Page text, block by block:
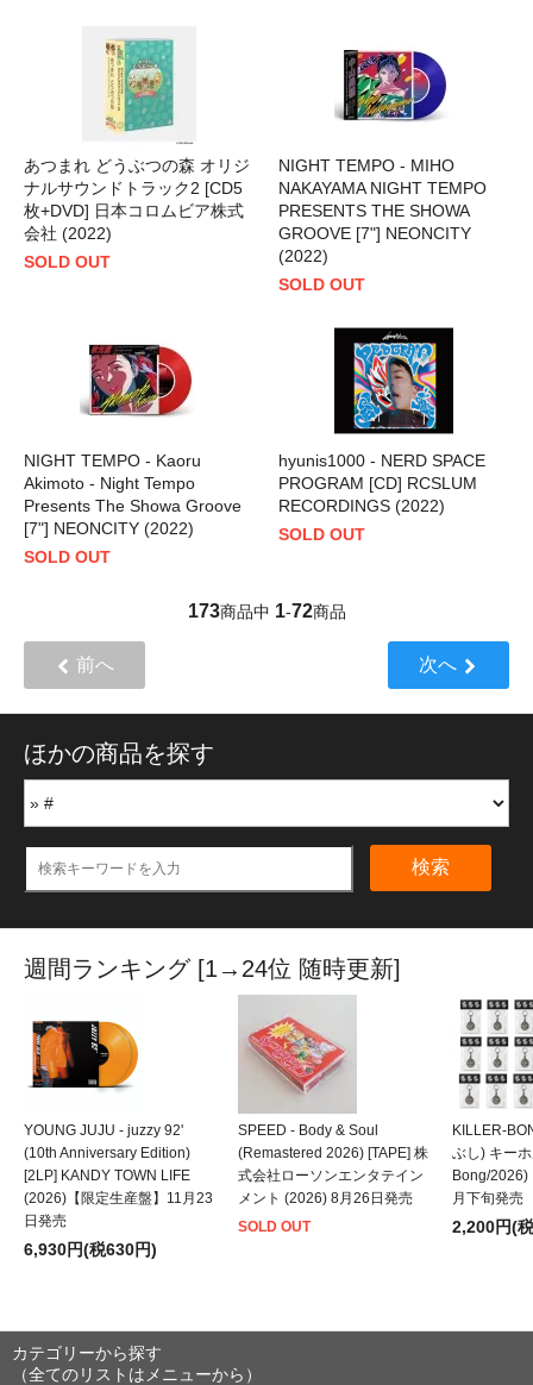
あつまれ どうぶつの森 オリジ
ナルサウンドトラック2 [CD5
枚+DVD] 日本コロムビア株式
会社 (2022)
SOLD OUT
NIGHT TEMPO - MIHO
NAKAYAMA NIGHT TEMPO
PRESENTS THE SHOWA
GROOVE [7"] NEONCITY
(2022)
SOLD OUT
NIGHT TEMPO - Kaoru
Akimoto - Night Tempo
Presents The Showa Groove
[7"] NEONCITY (2022)
SOLD OUT
hyunis1000 - NERD SPACE
PROGRAM [CD] RCSLUM
RECORDINGS (2022)
SOLD OUT
173商品中 1-72商品
前へ 次へ
ほかの商品を探す
検索
週間ランキング [1→24位 随時更新]
YOUNG JUJU - juzzy 92'
(10th Anniversary Edition)
[2LP] KANDY TOWN LIFE
(2026)【限定生産盤】11月23
日発売
6,930円(税630円)
SPEED - Body & Soul
(Remastered 2026) [TAPE] 株
式会社ローソンエンタテイン
メント (2026) 8月26日発売
SOLD OUT
KILLER-
ぶし) キー
Bong/2026)
月下旬発売
2,200円(
カテゴリーから探す
（全てのリストはメニューから）